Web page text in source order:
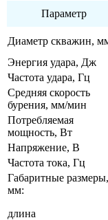
Параметр
Диаметр скважин,
Энергия удара, Дж
Частота удара, Гц
Средняя скорость
бурения, мм/мин
Потребляемая
мощность, Вт
Напряжение, В
Частота тока, Гц
Габаритные размеры,
мм:
длина